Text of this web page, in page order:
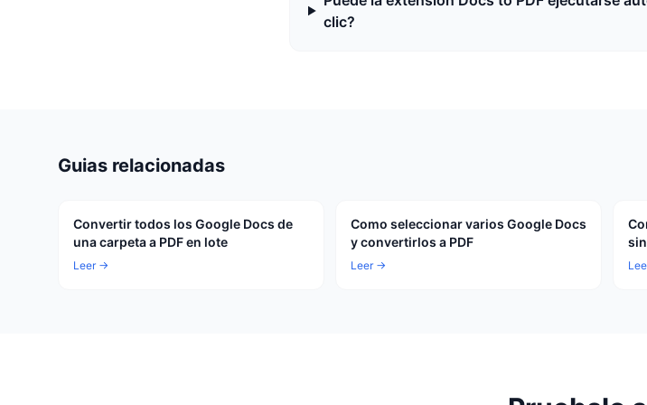
clic?
Guias relacionadas
Convertir todos los Google Docs de
una carpeta a PDF en lote
Leer →
Como seleccionar varios Google Docs
y convertirlos a PDF
Leer →